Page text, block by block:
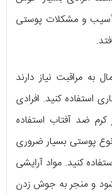
و مشکلات پوستی
به مراقبت نیاز دارند
استفاده کنید. افرادی
ضد آفتاب استفاده
نوع پوستی بسیار ضروری
کنید. مواد آرایشی
و منجر به جوش زدن